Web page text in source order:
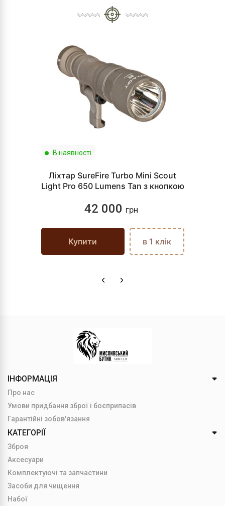
В наявності
Ліхтар SureFire Turbo Mini Scout
Light Pro 650 Lumens Tan з кнопкою
42 000 грн
Купити в 1 клік
ІНФОРМАЦІЯ
Про нас
Умови придбання зброї і боєприпасів
Гарантійні зобов'язання
КАТЕГОРІЇ
Зброя
Аксесуари
Комплектуючі та запчастини
Засоби для чищення
Набої